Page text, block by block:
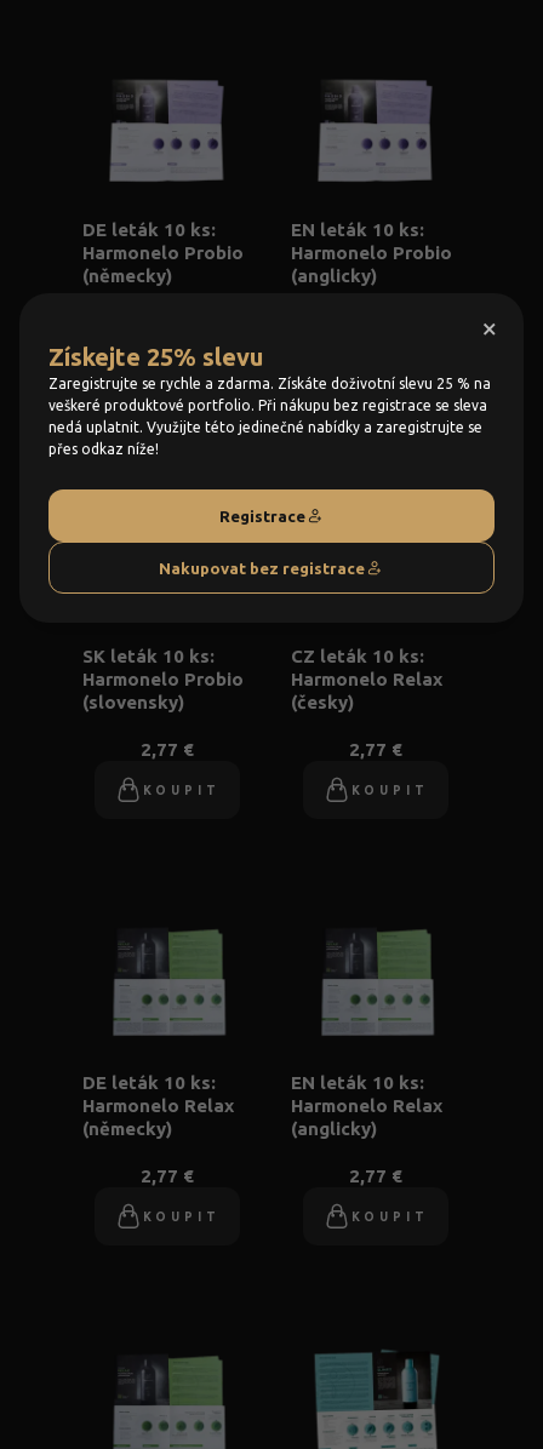
×
Získejte 25% slevu
Zaregistrujte se rychle a zdarma. Získáte doživotní slevu 25 % na
veškeré produktové portfolio. Při nákupu bez registrace se sleva
nedá uplatnit. Využijte této jedinečné nabídky a zaregistrujte se
přes odkaz níže!
Registrace
Nakupovat bez registrace
DE leták 10 ks:
Harmonelo Probio
(německy)
KOUPIT
EN leták 10 ks:
Harmonelo Probio
(anglicky)
SK leták 10 ks:
Harmonelo Probio
(slovensky)
2,77 €
KOUPIT
CZ leták 10 ks:
Harmonelo Relax
(česky)
2,77 €
KOUPIT
DE leták 10 ks:
Harmonelo Relax
(německy)
2,77 €
KOUPIT
EN leták 10 ks:
Harmonelo Relax
(anglicky)
2,77 €
KOUPIT